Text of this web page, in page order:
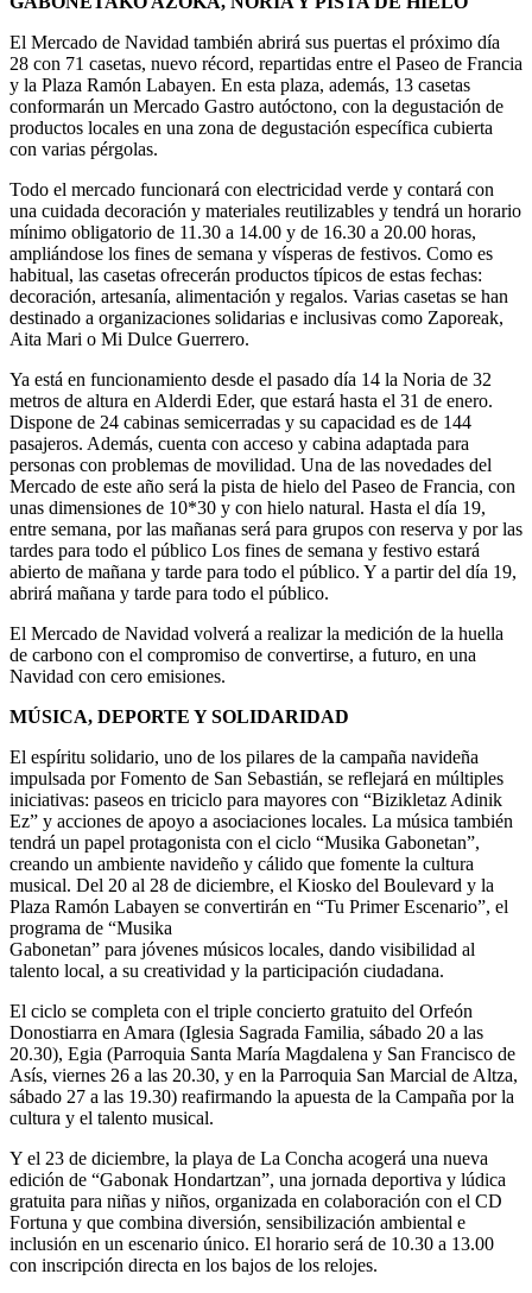
El Mercado de Navidad también abrirá sus puertas el próximo día
28 con 71 casetas, nuevo récord, repartidas entre el Paseo de Francia
y la Plaza Ramón Labayen. En esta plaza, además, 13 casetas
conformarán un Mercado Gastro autóctono, con la degustación de
productos locales en una zona de degustación específica cubierta
con varias pérgolas.
Todo el mercado funcionará con electricidad verde y contará con
una cuidada decoración y materiales reutilizables y tendrá un horario
mínimo obligatorio de 11.30 a 14.00 y de 16.30 a 20.00 horas,
ampliándose los fines de semana y vísperas de festivos. Como es
habitual, las casetas ofrecerán productos típicos de estas fechas:
decoración, artesanía, alimentación y regalos. Varias casetas se han
destinado a organizaciones solidarias e inclusivas como Zaporeak,
Aita Mari o Mi Dulce Guerrero.
Ya está en funcionamiento desde el pasado día 14 la Noria de 32
metros de altura en Alderdi Eder, que estará hasta el 31 de enero.
Dispone de 24 cabinas semicerradas y su capacidad es de 144
pasajeros. Además, cuenta con acceso y cabina adaptada para
personas con problemas de movilidad. Una de las novedades del
Mercado de este año será la pista de hielo del Paseo de Francia, con
unas dimensiones de 10*30 y con hielo natural. Hasta el día 19,
entre semana, por las mañanas será para grupos con reserva y por las
tardes para todo el público Los fines de semana y festivo estará
abierto de mañana y tarde para todo el público. Y a partir del día 19,
abrirá mañana y tarde para todo el público.
El Mercado de Navidad volverá a realizar la medición de la huella
de carbono con el compromiso de convertirse, a futuro, en una
Navidad con cero emisiones.
MÚSICA, DEPORTE Y SOLIDARIDAD
El espíritu solidario, uno de los pilares de la campaña navideña
impulsada por Fomento de San Sebastián, se reflejará en múltiples
iniciativas: paseos en triciclo para mayores con “Bizikletaz Adinik
Ez” y acciones de apoyo a asociaciones locales. La música también
tendrá un papel protagonista con el ciclo “Musika Gabonetan”,
creando un ambiente navideño y cálido que fomente la cultura
musical. Del 20 al 28 de diciembre, el Kiosko del Boulevard y la
Plaza Ramón Labayen se convertirán en “Tu Primer Escenario”, el
programa de “Musika
Gabonetan” para jóvenes músicos locales, dando visibilidad al
talento local, a su creatividad y la participación ciudadana.
El ciclo se completa con el triple concierto gratuito del Orfeón
Donostiarra en Amara (Iglesia Sagrada Familia, sábado 20 a las
20.30), Egia (Parroquia Santa María Magdalena y San Francisco de
Asís, viernes 26 a las 20.30, y en la Parroquia San Marcial de Altza,
sábado 27 a las 19.30) reafirmando la apuesta de la Campaña por la
cultura y el talento musical.
Y el 23 de diciembre, la playa de La Concha acogerá una nueva
edición de “Gabonak Hondartzan”, una jornada deportiva y lúdica
gratuita para niñas y niños, organizada en colaboración con el CD
Fortuna y que combina diversión, sensibilización ambiental e
inclusión en un escenario único. El horario será de 10.30 a 13.00
con inscripción directa en los bajos de los relojes.